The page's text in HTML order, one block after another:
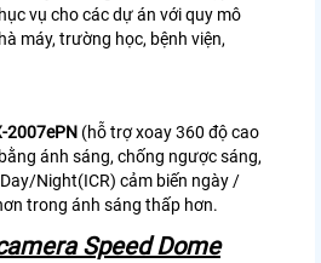
vụ cho các dự án với quy mô
máy, trường học, bệnh viện,
2007ePN (hỗ trợ xoay 360 độ cao
ánh sáng, chống ngược sáng,
Night(ICR) cảm biến ngày /
trong ánh sáng thấp hơn.
Speed Dome